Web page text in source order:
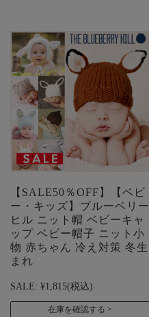
【SALE50％OFF】【ベビ
ー・キッズ】ブルーベリー
ヒル ニット帽 ベビーキャ
ップ ベビー帽子 ニット小
物 赤ちゃん 冷え対策 冬生
まれ
SALE: ¥1,815(税込)
在庫を確認する